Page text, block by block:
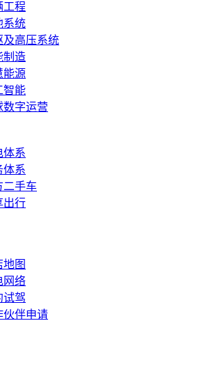
工程
系统
及高压系统
制造
能源
智能
数字运营
体系
体系
二手车
出行
地图
网络
试驾
伙伴申请